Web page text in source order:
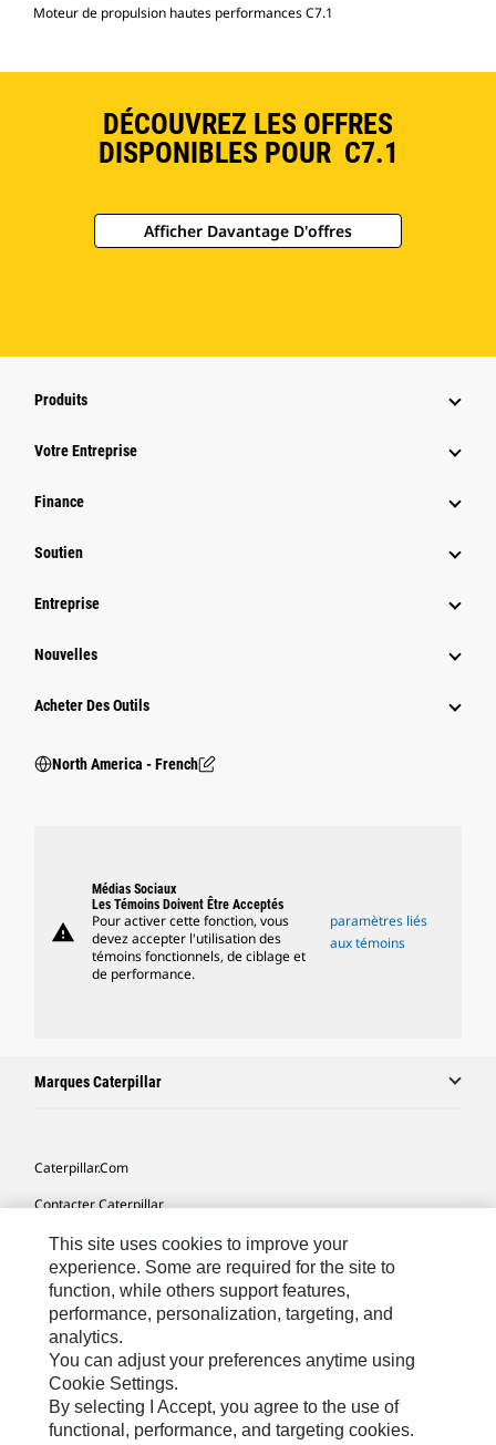
Moteur de propulsion hautes performances C7.1
DÉCOUVREZ LES OFFRES
DISPONIBLES POUR C7.1
Afficher Davantage D'offres
Produits
Votre Entreprise
Finance
Soutien
Entreprise
Nouvelles
Acheter Des Outils
North America - French
warning
Médias Sociaux
Les Témoins Doivent Être Acceptés
Pour activer cette fonction, vous
devez accepter l'utilisation des
témoins fonctionnels, de ciblage et
de performance.
paramètres liés
aux témoins
Marques Caterpillar
Caterpillar.com
Contacter Caterpillar
Mes Préférences Marketing
Plan Du Site
Cookie Settings
Légales
Confidentialité
This site uses cookies to improve your
experience. Some are required for the site to
function, while others support features,
performance, personalization, targeting, and
analytics.
You can adjust your preferences anytime using
Cookie Settings.
By selecting I Accept, you agree to the use of
functional, performance, and targeting cookies.